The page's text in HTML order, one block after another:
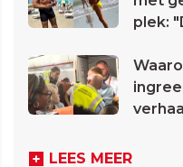
plek:
LEES MEER